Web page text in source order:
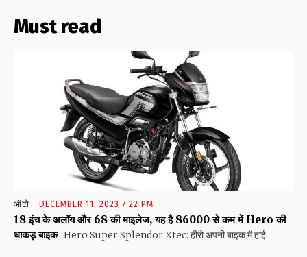
Must read
ऑटो DECEMBER 11, 2023 7:22 PM
18 इंच के अलॉय और 68 की माइलेज, यह है 86000 से कम में Hero की
धाकड़ बाइक Hero Super Splendor Xtec: हीरो अपनी बाइक में हाई...